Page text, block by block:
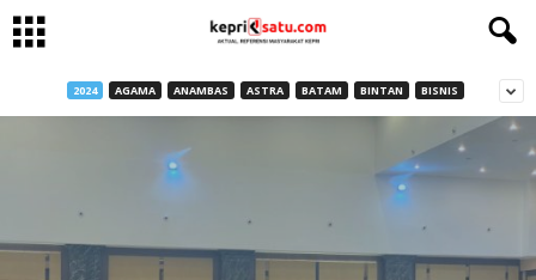
2024 AGAMA ANAMBAS ASTRA BATAM BINTAN BISNIS